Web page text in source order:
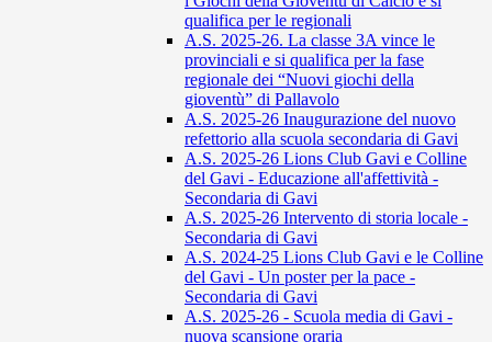
qualifica per le regionali
A.S. 2025-26. La classe 3A vince le
provinciali e si qualifica per la fase
regionale dei “Nuovi giochi della
gioventù” di Pallavolo
A.S. 2025-26 Inaugurazione del nuovo
refettorio alla scuola secondaria di Gavi
A.S. 2025-26 Lions Club Gavi e Colline
del Gavi - Educazione all'affettività -
Secondaria di Gavi
A.S. 2025-26 Intervento di storia locale -
Secondaria di Gavi
A.S. 2024-25 Lions Club Gavi e le Colline
del Gavi - Un poster per la pace -
Secondaria di Gavi
A.S. 2025-26 - Scuola media di Gavi -
nuova scansione oraria